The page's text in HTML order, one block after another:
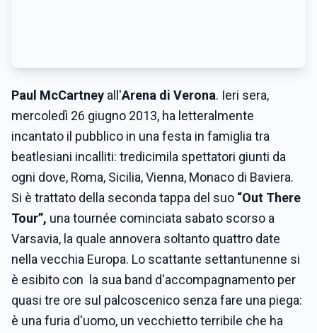
Paul McCartney all'Arena di Verona. Ieri sera,
mercoledì 26 giugno 2013, ha letteralmente
incantato il pubblico in una festa in famiglia tra
beatlesiani incalliti: tredicimila spettatori giunti da
ogni dove, Roma, Sicilia, Vienna, Monaco di Baviera.
Si è trattato della seconda tappa del suo “Out There
Tour”, una tournée cominciata sabato scorso a
Varsavia, la quale annovera soltanto quattro date
nella vecchia Europa. Lo scattante settantunenne si
è esibito con la sua band d'accompagnamento per
quasi tre ore sul palcoscenico senza fare una piega:
è una furia d'uomo, un vecchietto terribile che ha